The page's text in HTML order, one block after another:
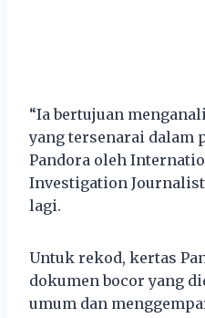
“Ia bertujuan
yang tersenarai dalam
Pandora oleh
Investigation Journalist
lagi.
Untuk rekod, kertas
dokumen bocor yang
umum dan